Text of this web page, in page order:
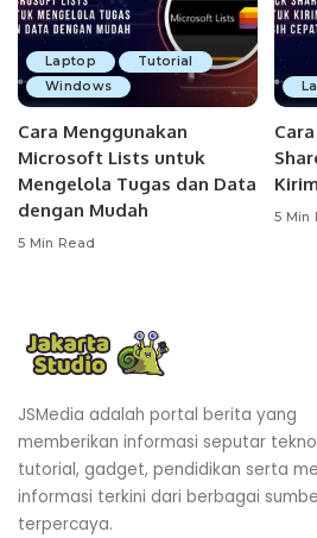
Laptop
Tutorial
Windows
Cara Menggunakan
Microsoft Lists untuk
Mengelola Tugas dan Data
dengan Mudah
5 Min Read
5 Min
JSMedia adalah portal berita yang
memberikan informasi seputar
tutorial, gadget, pendidikan serta
informasi terkini dari berbagai
terpercaya.